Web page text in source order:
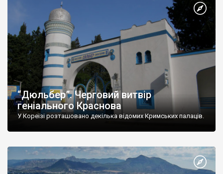
“Дюльбер”. Черговий витвір
геніального Краснова
У Кореїзі розташовано декілька відомих Кримських палаців.